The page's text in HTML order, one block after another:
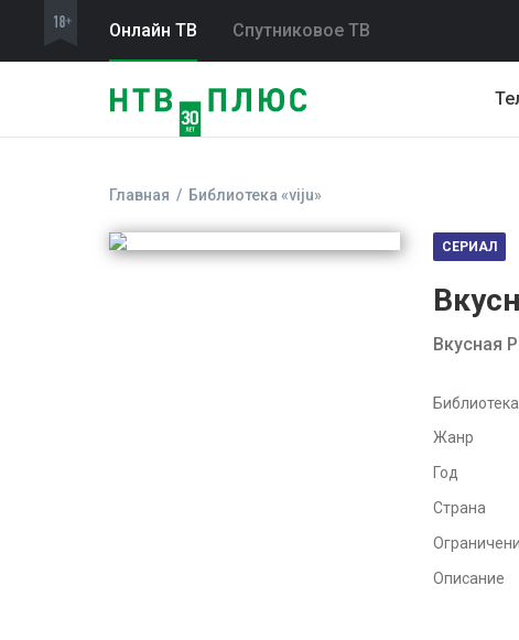
Онлайн ТВ Спутниковое ТВ
Главная Библиотека «viju»
СЕРИАЛ
Вкусная
Библиотека
Жанр
Год
Страна
Описание